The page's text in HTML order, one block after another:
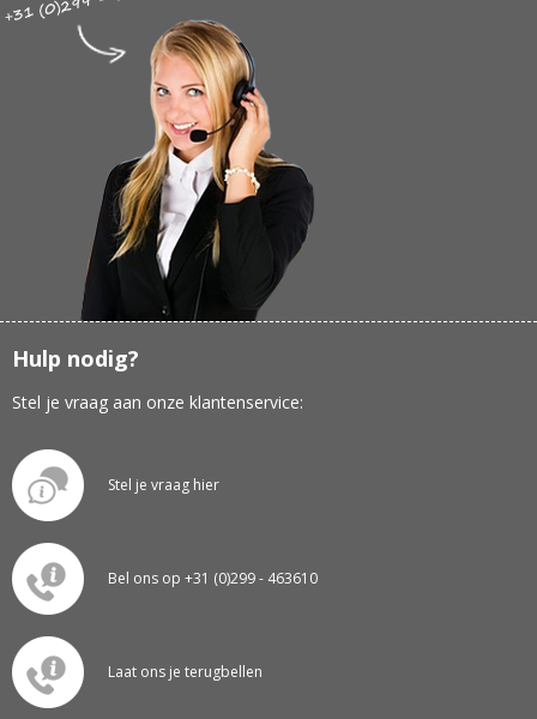
Hulp nodig?
Stel je vraag aan onze klantenservice:
Stel je vraag hier
Bel ons op +31 (0)299 - 463610
Laat ons je terugbellen